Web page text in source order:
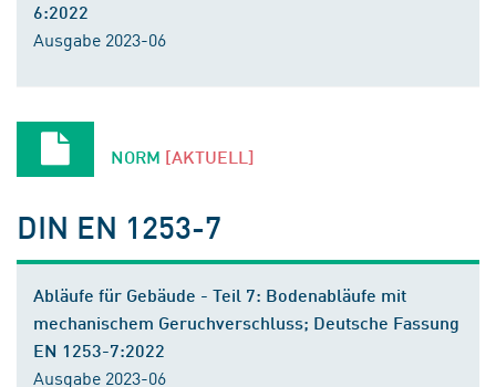
6:2022
Ausgabe 2023-06
NORM [AKTUELL]
DIN EN 1253-7
Abläufe für Gebäude - Teil 7: Bodenabläufe mit
mechanischem Geruchverschluss; Deutsche Fassung
EN 1253-7:2022
Ausgabe 2023-06